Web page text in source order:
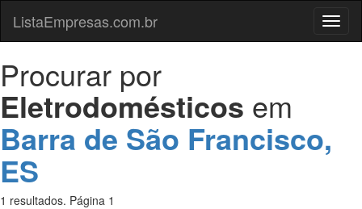
Menu
ListaEmpresas.com.br
Procurar por
Eletrodomésticos em
Barra de São Francisco,
ES
1 resultados. Página 1